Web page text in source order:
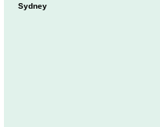
Sydney